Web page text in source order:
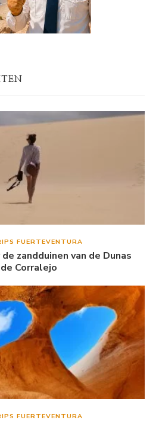
FUERTEVENTURA
zandduinen van de Dunas
de Corralejo
FUERTEVENTURA